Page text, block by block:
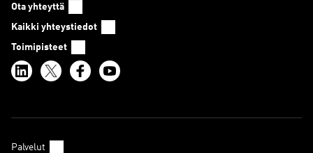
Ota yhteyttä
Kaikki yhteystiedot
Toimipisteet
Palvelut